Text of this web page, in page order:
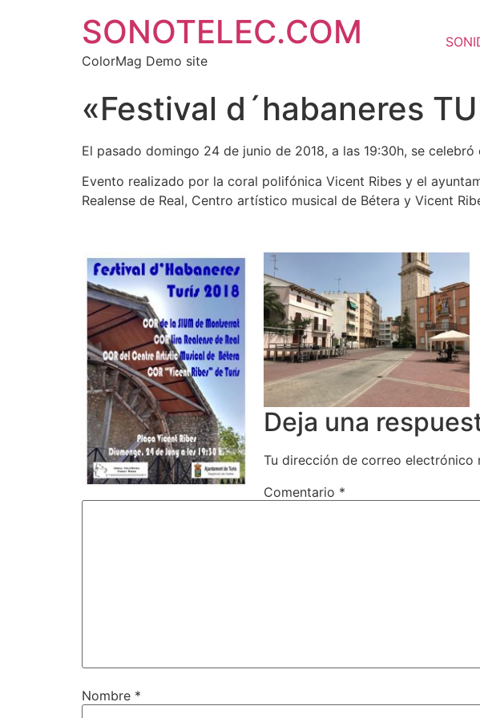
SONOTELEC.COM
ColorMag Demo site
«Festival d´habaneres
El pasado domingo 24 de junio de 2018, a las 19:30h, se
Evento realizado por la coral polifónica Vicent Ribes y el
Realense de Real, Centro artístico musical de Bétera y Vicent
Deja una
Tu dirección de correo electrónico
Comentario *
Nombre *